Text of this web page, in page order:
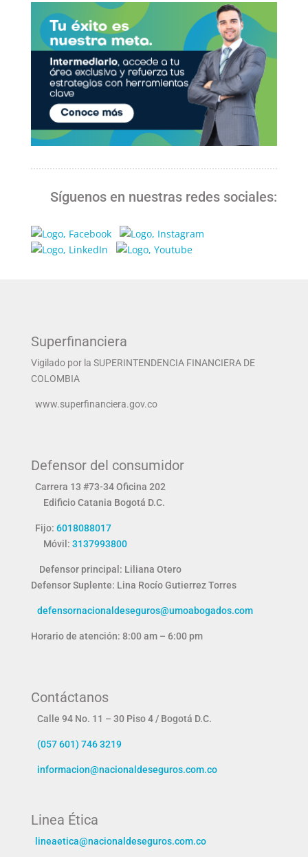
Síguenos en nuestras redes sociales:
Superfinanciera
Vigilado por la SUPERINTENDENCIA FINANCIERA DE
COLOMBIA
www.superfinanciera.gov.co
Defensor del consumidor
Carrera 13 #73-34 Oficina 202
Edificio Catania Bogotá D.C.
Fijo: 6018088017
Móvil: 3137993800
Defensor principal: Liliana Otero
Defensor Suplente: Lina Rocío Gutierrez Torres
defensornacionaldeseguros@umoabogados.com
Horario de atención: 8:00 am – 6:00 pm
Contáctanos
Calle 94 No. 11 – 30 Piso 4 / Bogotá D.C.
(057 601) 746 3219
informacion@nacionaldeseguros.com.co
Linea Ética
lineaetica@nacionaldeseguros.com.co